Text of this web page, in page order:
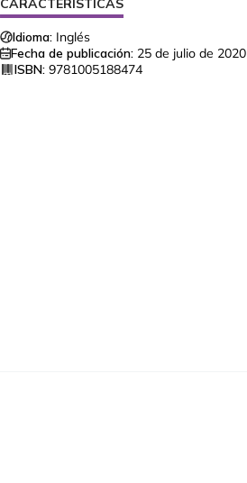
CARACTERÍSTICAS
Idioma: Inglés
Fecha de publicación: 25 de julio de 2020
ISBN: 9781005188474